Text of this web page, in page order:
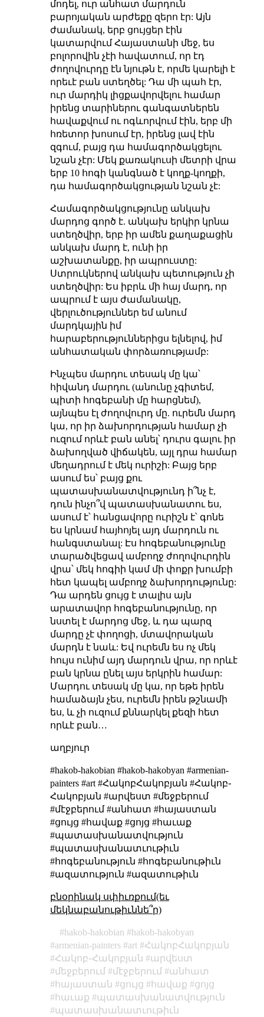
մոդել, ուր անհատ մարդուն
բարոյական արժեքը զերո էր: Այն
ժամանակ, երբ ցույցեր էին
կատարվում Հայաստանի մեջ, ես
բոլորովին չէի հավատում, որ էդ
ժողովուրդը էն նյութն է, որմե կարելի է
որեւէ բան ստեղծել: Դա մի պահ էր,
ուր մարդիկ լիցքավորվելու համար
իրենց տարիներու գանգատներեն
հավաքվում ու ոգևորվում էին, երբ մի
հռետոր խոսում էր, իրենց լավ էին
զգում, բայց դա համագործակցելու
նշան չէր: Մեկ քառակուսի մետրի վրա
երբ 10 հոգի կանգնած է կողք-կողքի,
դա համագործակցության նշան չէ:
Համագործակցությունը անկախ
մարդոց գործ է. անկախ երկիր կրնա
ստեղծվիր, երբ իր ամեն քաղաքացին
անկախ մարդ է, ունի իր
աշխատանքը, իր ապրուստը:
Ստրուկներով անկախ պետություն չի
ստեղծվիր: Ես իբրև մի հայ մարդ, որ
ապրում է այս ժամանակը,
վերլուծություններ եմ անում
մարդկային իմ
հարաբերություններիցս ելնելով, իմ
անհատական փորձառությամբ:
Ինչպես մարդու տեսակ մը կա՝
հիվանդ մարդու (անունը չգիտեմ,
պիտի հոգեբանի մը հարցնեմ),
այնպես էլ ժողովուրդ մը. ուրեմն մարդ
կա, որ իր ձախորդության համար չի
ուզում որևէ բան անել՝ դուրս գալու իր
ձախողված վիճակեն, այլ դրա համար
մեղադրում է մեկ ուրիշի: Բայց երբ
ասում ես՝ բայց քու
պատասխանատվությունդ ի՞նչ է,
դուն ինչո՞վ պատասխանատու ես,
ասում է՝ հանցավորը ուրիշն է՝ գոնե
ես կրնամ հայհոյել այդ մարդուն ու
հանգստանալ: Էս հոգեբանությունը
տարածվեցավ ամբողջ ժողովուրդին
վրա՝ մեկ հոգիի կամ մի փոքր խումբի
հետ կապել ամբողջ ձախորդությունը:
Դա արդեն ցույց է տալիս այն
արատավոր հոգեբանությունը, որ
նստել է մարդոց մեջ, և դա պարզ
մարդը չէ փողոցի, մտավորական
մարդն է նաև: Եվ ուրեմն ես ոչ մեկ
հույս ունիմ այդ մարդուն վրա, որ որևէ
բան կրնա ընել այս երկրին համար:
Մարդու տեսակ մը կա, որ եթե իրեն
համաձայն չես, ուրեմն իրեն թշնամի
ես, և չի ուզում քննարկել քեզի հետ
որևէ բան…
աղբյուր
#hakob-hakobian #hakob-hakobyan #armenian-
painters #art #ՀակոբՀակոբյան #Հակոբ֊
Հակոբյան #արվեստ #մեջբերում
#մէջբերում #անհատ #հայաստան
#ցույց #հավաք #ցոյց #հաւաք
#պատասխանատվություն
#պատասխանատւութիւն
#հոգեբանություն #հոգեբանութիւն
#ազատություն #ազատութիւն
բնօրինակ սփիւռքում(եւ
մեկնաբանութիւննե՞ր)
hakob-hakobian
hakob-hakobyan
armenian-painters
art
ՀակոբՀակոբյան
Հակոբ֊Հակոբյան
արվեստ
մեջբերում
մէջբերում
անհատ
հայաստան
ցույց հավաք
ցոյց
հաւաք
պատասխանատվություն
պատասխանատւութիւն